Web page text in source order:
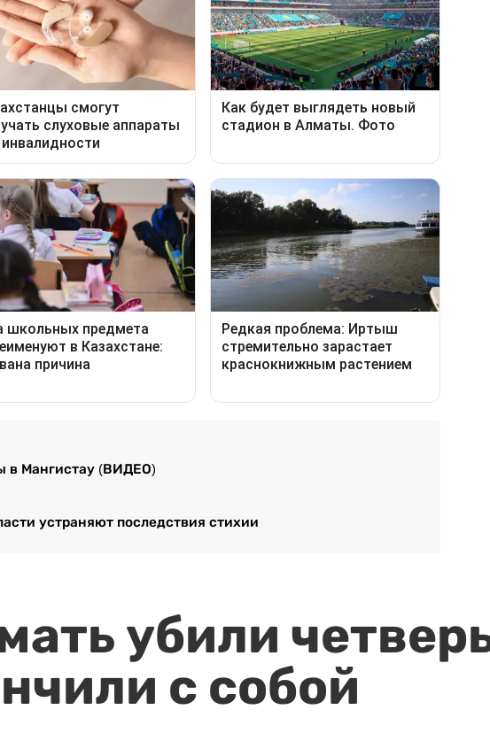
в Мангистау (ВИДЕО)
устраняют последствия стихии
убили
с собой